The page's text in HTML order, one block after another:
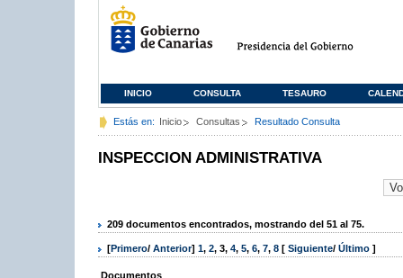
INICIO CONSULTA TESAURO
Estás en: Inicio Consultas Resultado Consulta
INSPECCION ADMINISTRATIVA
209 documentos encontrados, mostrando del 51 al 75.
[Primero/ Anterior] 1, 2, 3, 4, 5, 6, 7, 8 [ Siguiente/ Último ]
Documentos